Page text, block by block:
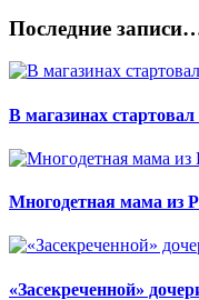
Последние
В магазинах стартовал
Многодетная мама из
«Засекреченной»